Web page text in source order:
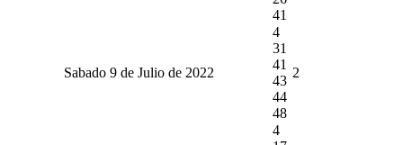
41
Sabado 9 de Julio de 2022
4
31
41
43
44
48
2
4